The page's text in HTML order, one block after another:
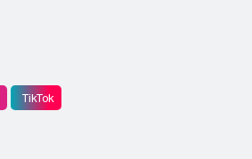
TikTok